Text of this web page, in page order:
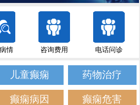
情 咨询费用 电话问诊
儿童癫痫 药物治疗
癫痫病因 癫痫危害